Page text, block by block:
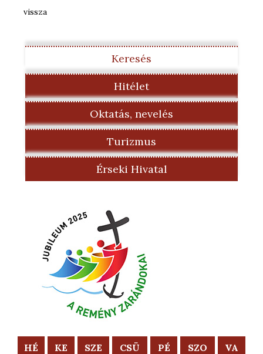
vissza
Keresés
Hitélet
Oktatás, nevelés
Turizmus
Érseki Hivatal
HÉ KE SZE CSÜ PÉ SZO VA